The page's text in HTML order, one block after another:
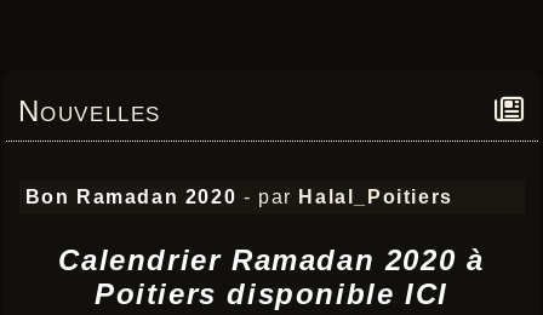
Nouvelles
Bon Ramadan 2020 - par Halal_Poitiers
Calendrier Ramadan 2020 à
Poitiers disponible ICI